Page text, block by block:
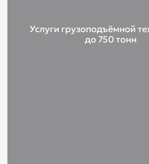
Услуги грузоподъёмной
до 750 тонн